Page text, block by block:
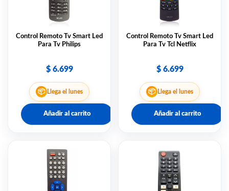
Control Remoto Tv Smart Led
Para Tv Philips
$6.699
📦 Llega el lunes
Añadir al carrito
Control Remoto Tv Smart Led
Para Tv Tcl Netflix
$6.699
📦 Llega el lunes
Añadir al carrito